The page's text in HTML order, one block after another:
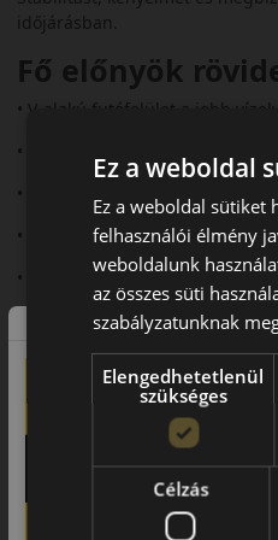
időjárásban.
Fő előnyök
• V‑alakú futófelület a jobb
• 3PMSF és M+S minősítés
• Stabil havas tapadás
• Halk és komfortos futás
• Kiváló aquaplaning védelem
Futófelület és
Az irányított V‑alakú futófelület
barázdák javítják a
aquaplaning kockázatát. A
erős hófogást biztosít, ezáltal
biztonságosan használható.
Biztonsági
Ez a weboldal
Ez a weboldal sütiket
felhasználói élmény
weboldalunk
az összes süti
szabályzatunknak
Elengedhetetlenül
szükséges
Célzás